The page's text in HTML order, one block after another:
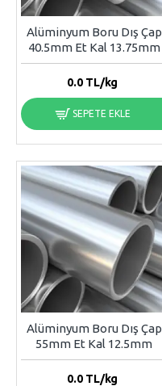
Alüminyum Boru Dış Çap
40.5mm Et Kal 13.75mm
0.0TL/kg
SEPETE EKLE
Alüminyum Boru Dış Çap
55mm Et Kal 12.5mm
0.0TL/kg